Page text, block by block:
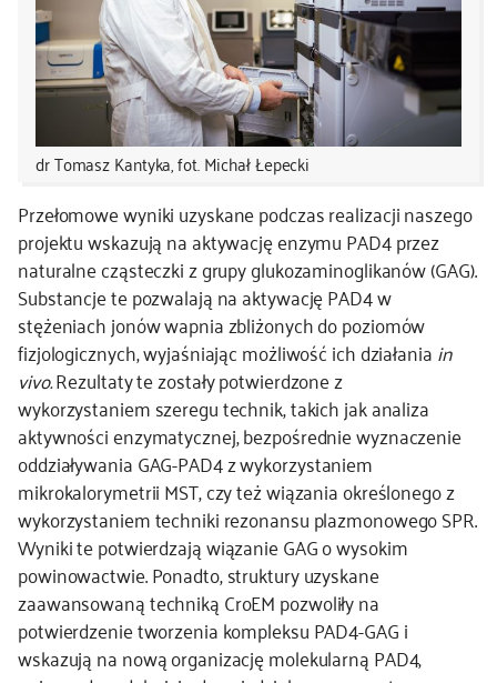
dr Tomasz Kantyka, fot. Michał Łepecki
Przełomowe wyniki uzyskane podczas realizacji naszego
projektu wskazują na aktywację enzymu PAD4 przez
naturalne cząsteczki z grupy glukozaminoglikanów (GAG).
Substancje te pozwalają na aktywację PAD4 w
stężeniach jonów wapnia zbliżonych do poziomów
fizjologicznych, wyjaśniając możliwość ich działaniain
vivo.Rezultaty te zostały potwierdzone z
wykorzystaniem szeregu technik, takich jak analiza
aktywności enzymatycznej, bezpośrednie wyznaczenie
oddziaływania GAG-PAD4 z wykorzystaniem
mikrokalorymetrii MST, czy też wiązania określonego z
wykorzystaniem techniki rezonansu plazmonowego SPR.
Wyniki tepotwierdzają wiązanie GAG o wysokim
powinowactwie. Ponadto, struktury uzyskane
zaawansowaną techniką CroEM pozwoliły na
potwierdzenie tworzenia kompleksu PAD4-GAG i
wskazują na nową organizację molekularną PAD4,